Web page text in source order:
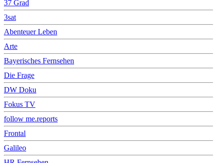
37 Grad
3sat
Abenteuer Leben
Arte
Bayerisches Fernsehen
Die Frage
DW Doku
Fokus TV
follow me.reports
Frontal
Galileo